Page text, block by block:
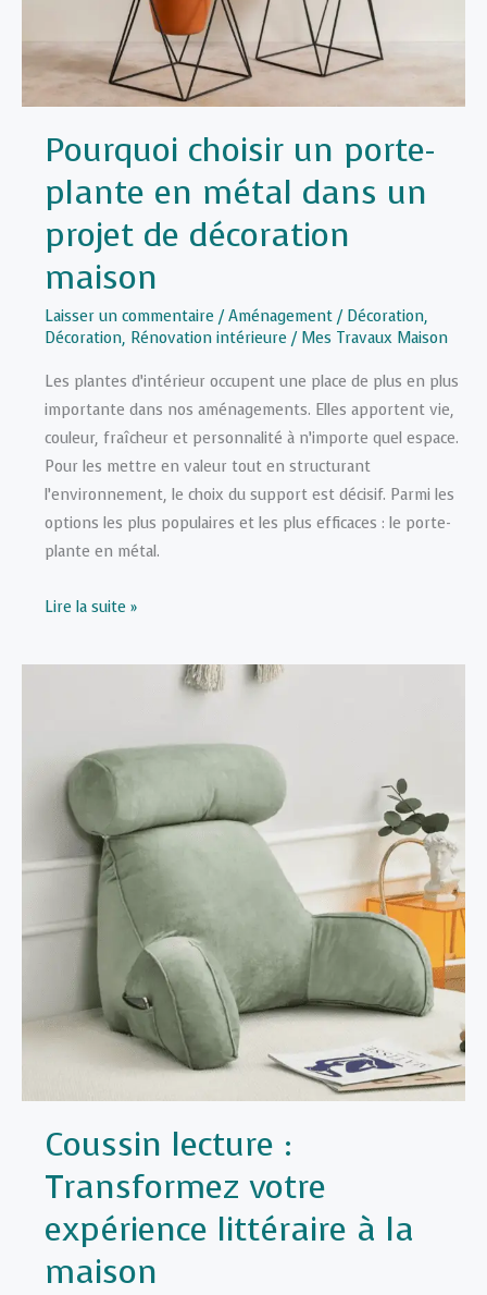
mesure
Pourquoi choisir un porte-
plante en métal dans un
projet de décoration
maison
Laisser un commentaire /Aménagement / Décoration,
Décoration, Rénovation intérieure / Mes Travaux Maison
Les plantes d’intérieur occupent une place de plus en plus
importante dans nos aménagements. Elles apportent vie,
couleur, fraîcheur et personnalité à n’importe quel espace.
Pour les mettre en valeur tout en structurant
l’environnement, le choix du support est décisif. Parmi les
options les plus populaires et les plus efficaces : le porte-
plante en métal.
Pourquoi
un
métal
dans
projet
décoration
Lire la suite »
Coussin lecture :
Transformez votre
expérience littéraire à la
maison